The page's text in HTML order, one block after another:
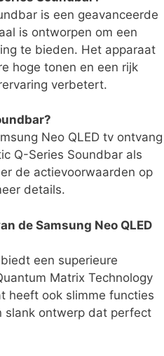
is een geavanceerde
is ontworpen om een
te bieden. Het apparaat
hoge tonen en een rijk
verbetert.
Neo QLED tv ontvang
Q-Series Soundbar als
de actievoorwaarden op
details.
de Samsung Neo QLED
een superieure
Matrix Technology
heeft ook slimme functies
slank ontwerp dat perfect